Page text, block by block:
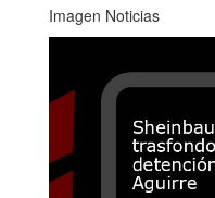
Imagen Noticias